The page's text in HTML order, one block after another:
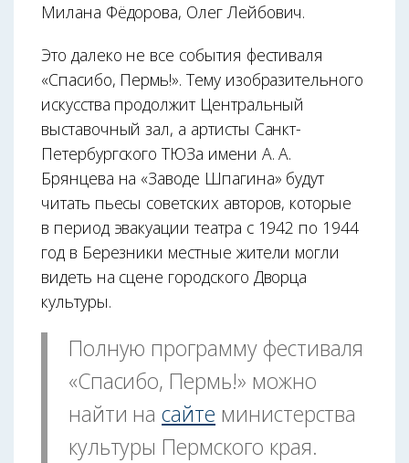
Милана Фёдорова, Олег Лейбович.
Это далеко не все события фестиваля
«Спасибо, Пермь!». Тему изобразительного
искусства продолжит Центральный
выставочный зал, а артисты Санкт-
Петербургского ТЮЗа имени А. А.
Брянцева на «Заводе Шпагина» будут
читать пьесы советских авторов, которые
в период эвакуации театра с 1942 по 1944
год в Березники местные жители могли
видеть на сцене городского Дворца
культуры.
Полную программу фестиваля
«Спасибо, Пермь!» можно
найти насайте министерства
культуры Пермского края.